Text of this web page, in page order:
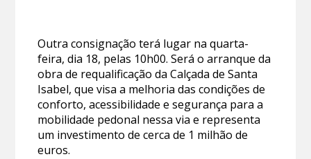
Outra consignação terá lugar na quarta-
feira, dia 18, pelas 10h00. Será o arranque da
obra de requalificação da Calçada de Santa
Isabel, que visa a melhoria das condições de
conforto, acessibilidade e segurança para a
mobilidade pedonal nessa via e representa
um investimento de cerca de 1 milhão de
euros.